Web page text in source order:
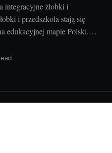
integracyjne żłobki i
i przedszkola stają się
edukacyjnej mapie Polski.
i jakie korzyści
żłobki i przedszkola to